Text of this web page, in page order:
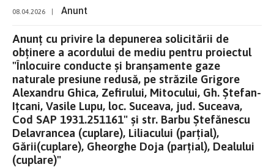
08.04.2026 Anunt
Anunț cu privire la depunerea solicitării de
obținere a acordului de mediu pentru proiectul
"Înlocuire conducte și branșamente gaze
naturale presiune redusă, pe străzile Grigore
Alexandru Ghica, Zefirului, Mitocului, Gh. Ștefan-
Ițcani, Vasile Lupu, loc. Suceava, jud. Suceava,
Cod SAP 1931.251161" și str. Barbu Ștefănescu
Delavrancea (cuplare), Liliacului (parțial),
Gării(cuplare), Gheorghe Doja (parțial), Dealului
(cuplare)"